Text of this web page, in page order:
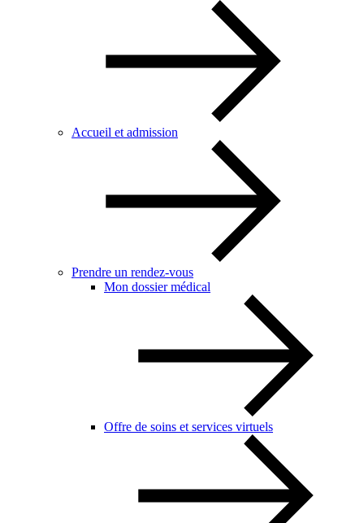
Accueil et admission
Prendre un rendez-vous
Mon dossier médical
Offre de soins et services virtuels